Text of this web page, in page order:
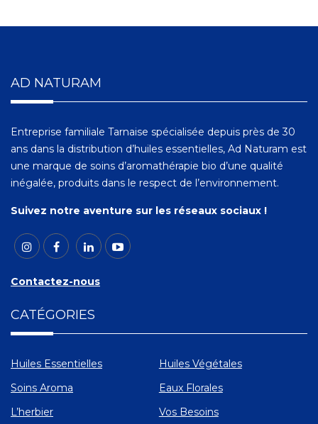
AD NATURAM
Entreprise familiale Tarnaise spécialisée depuis près de 30
ans dans la distribution d’huiles essentielles, Ad Naturam est
une marque de soins d’aromathérapie bio d’une qualité
inégalée, produits dans le respect de l’environnement.
Suivez notre aventure sur les réseaux sociaux !
Contactez-nous
CATÉGORIES
Huiles Essentielles
Huiles Végétales
Soins Aroma
Eaux Florales
L’herbier
Vos Besoins